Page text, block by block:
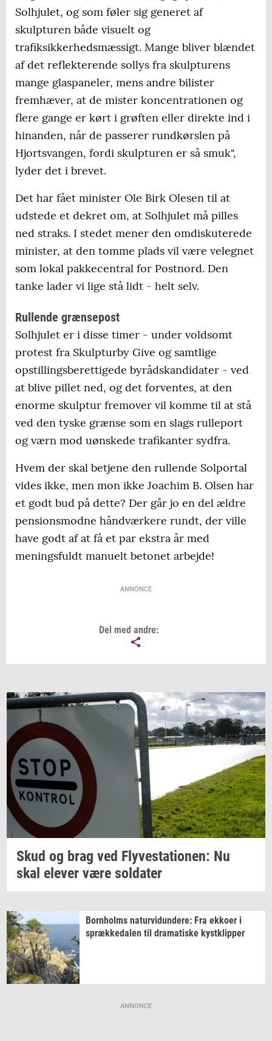
Solhjulet, og som føler sig generet af
skulpturen både visuelt og
trafiksikkerhedsmæssigt. Mange bliver blændet
af det reflekterende sollys fra skulpturens
mange glaspaneler, mens andre bilister
fremhæver, at de mister koncentrationen og
flere gange er kørt i grøften eller direkte ind i
hinanden, når de passerer rundkørslen på
Hjortsvangen, fordi skulpturen er så smuk",
lyder det i brevet.
Det har fået minister Ole Birk Olesen til at
udstede et dekret om, at Solhjulet må pilles
ned straks. I stedet mener den omdiskuterede
minister, at den tomme plads vil være velegnet
som lokal pakkecentral for Postnord. Den
tanke lader vi lige stå lidt - helt selv.
Rullende grænsepost
Solhjulet er i disse timer - under voldsomt
protest fra Skulpturby Give og samtlige
opstillingsberettigede byrådskandidater - ved
at blive pillet ned, og det forventes, at den
enorme skulptur fremover vil komme til at stå
ved den tyske grænse som en slags rulleport
og værn mod uønskede trafikanter sydfra.
Hvem der skal betjene den rullende Solportal
vides ikke, men mon ikke Joachim B. Olsen har
et godt bud på dette? Der går jo en del ældre
pensionsmodne håndværkere rundt, der ville
have godt af at få et par ekstra år med
meningsfuldt manuelt betonet arbejde!
ANNONCE
Del med andre:
Skud og brag ved Fly­ve­sta­tio­nen: Nu
skal ele­ver være sol­da­ter
Born­holms na­tur­vi­dun­de­re: Fra ek­ko­er i
spræk­ke­da­len til dra­ma­ti­ske kyst­klip­per
ANNONCE